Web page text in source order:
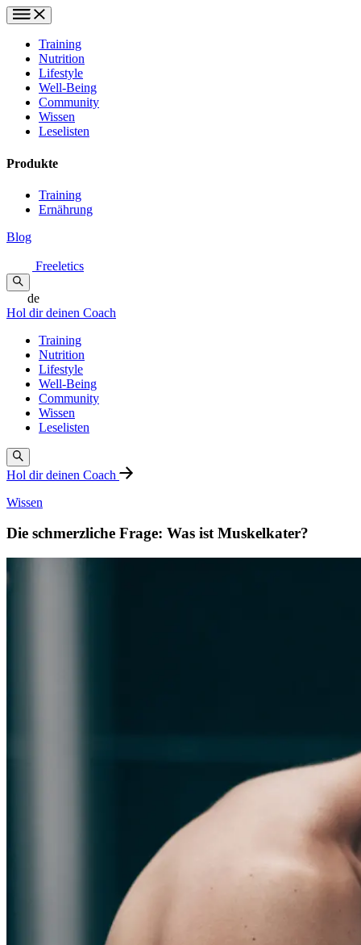
Training
Nutrition
Lifestyle
Well-Being
Community
Wissen
Leselisten
Produkte
Training
Ernährung
Blog
Freeletics
de
Hol dir deinen Coach
Training
Nutrition
Lifestyle
Well-Being
Community
Wissen
Leselisten
Hol dir deinen Coach
Wissen
Die schmerzliche Frage: Was ist Muskelkater?